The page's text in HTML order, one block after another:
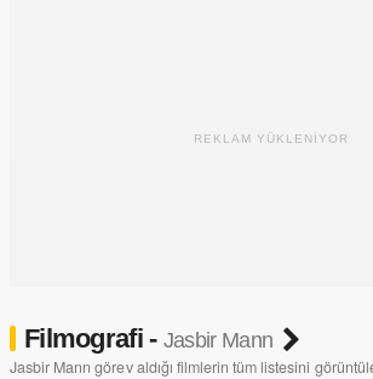
REKLAM YÜKLENİYOR
Filmografi - Jasbir Mann
Jasbir Mann görev aldığı filmlerin tüm listesini